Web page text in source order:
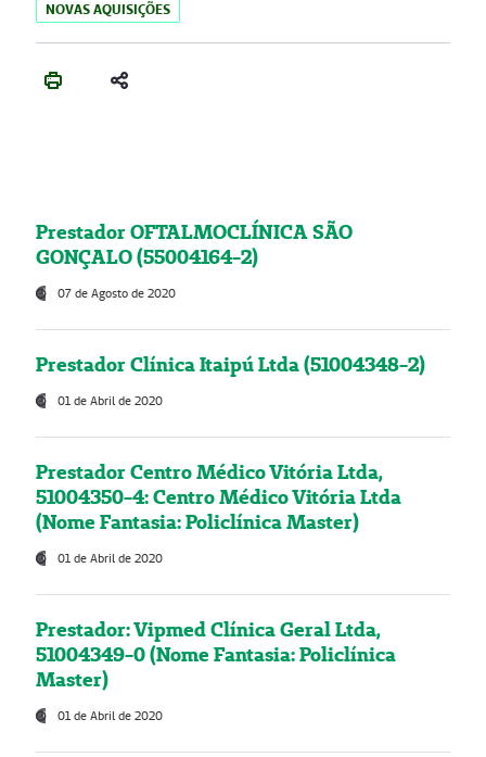
NOVAS AQUISIÇÕES
Prestador OFTALMOCLÍNICA SÃO
GONÇALO (55004164-2)
07 de Agosto de 2020
Prestador Clínica Itaipú Ltda (51004348-2)
01 de Abril de 2020
Prestador Centro Médico Vitória Ltda,
51004350-4: Centro Médico Vitória Ltda
(Nome Fantasia: Policlínica Master)
01 de Abril de 2020
Prestador: Vipmed Clínica Geral Ltda,
51004349-0 (Nome Fantasia: Policlínica
Master)
01 de Abril de 2020